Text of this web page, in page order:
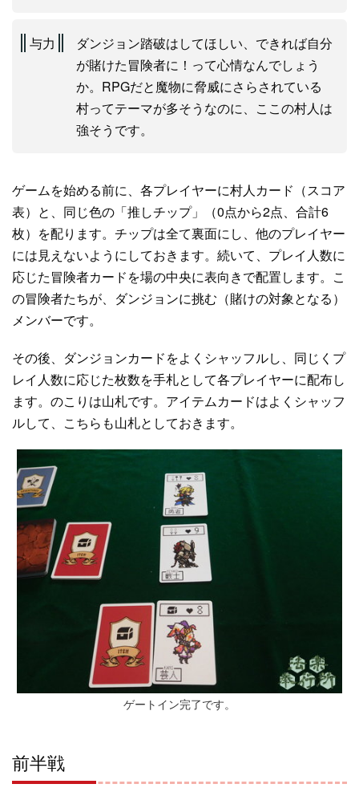
与力
ダンジョン踏破はしてほしい、できれば自分
が賭けた冒険者に！って心情なんでしょう
か。RPGだと魔物に脅威にさらされている
村ってテーマが多そうなのに、ここの村人は
強そうです。
ゲームを始める前に、各プレイヤーに村人カード（スコア
表）と、同じ色の「推しチップ」（0点から2点、合計6
枚）を配ります。チップは全て裏面にし、他のプレイヤー
には見えないようにしておきます。続いて、プレイ人数に
応じた冒険者カードを場の中央に表向きで配置します。こ
の冒険者たちが、ダンジョンに挑む（賭けの対象となる）
メンバーです。
その後、ダンジョンカードをよくシャッフルし、同じくプ
レイ人数に応じた枚数を手札として各プレイヤーに配布し
ます。のこりは山札です。アイテムカードはよくシャッフ
ルして、こちらも山札としておきます。
ゲートイン完了です。
前半戦